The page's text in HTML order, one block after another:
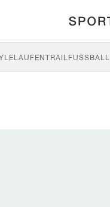
LAUFENTRAILFUSSBALL